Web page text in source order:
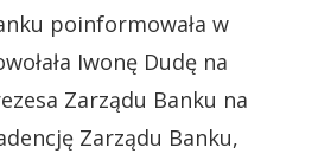
poinformowała w
Iwonę Dudę na
Zarządu Banku na
Zarządu Banku,